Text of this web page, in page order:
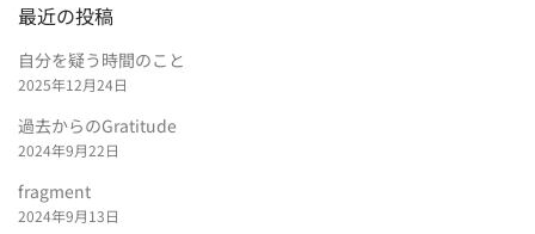
最近の投稿
自分を疑う時間のこと
2025年12月24日
過去からのGratitude
2024年9月22日
fragment
2024年9月13日